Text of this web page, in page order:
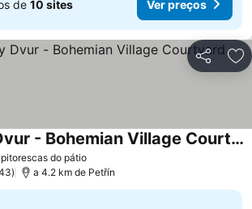
de 10 sites Ver preços
Partilhar
do pátio
Hotel Selsky Dvur - Bohemian Village Courtyard
a 4.2 km de Petřín